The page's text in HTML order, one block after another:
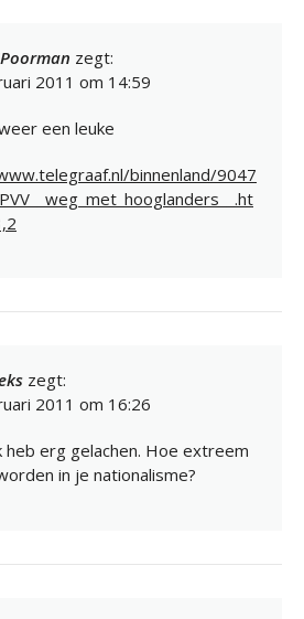
zegt:
2011 om 14:59
een leuke
binnenland/9047
zegt:
2011 om 16:26
heb erg gelachen. Hoe extreem
in je nationalisme?